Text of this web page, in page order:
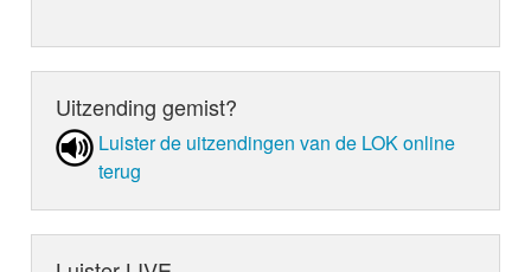
Uitzending gemist?
Luister de uit­zen­din­gen van de LOK online
terug